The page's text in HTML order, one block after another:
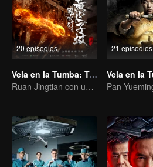
20 episodios
Vela en la Tumba: Tumba de Comadreja
Ruan Jingtian con un equipo de expedición inició una aventura.
21 episodios